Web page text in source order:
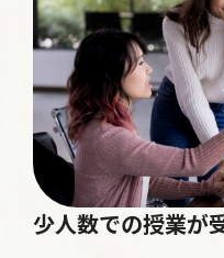
少人数での授業が